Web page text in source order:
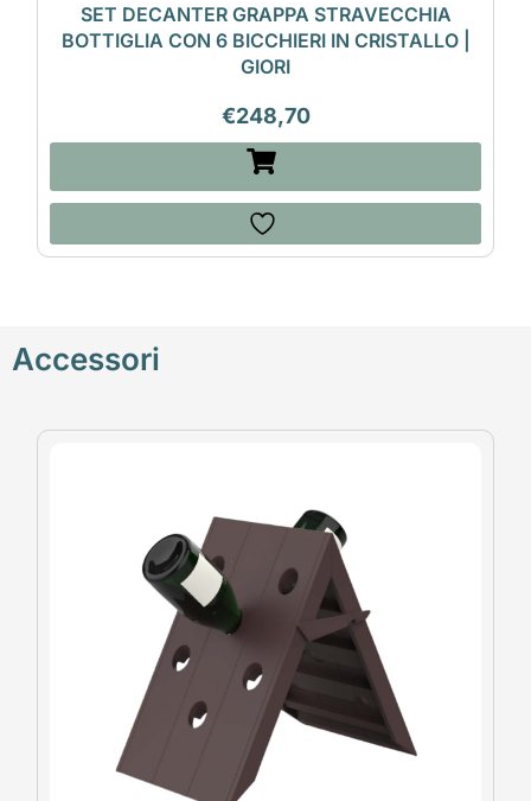
SET DECANTER GRAPPA STRAVECCHIA
BOTTIGLIA CON 6 BICCHIERI IN CRISTALLO |
GIORI
€248,70
Accessori